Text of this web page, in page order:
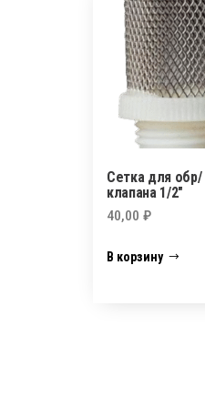
Сетка для обр/
клапана 1/2″
40,00 ₽
В корзину